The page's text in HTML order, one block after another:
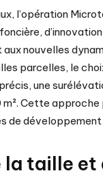
l’opération
nouvelles
parcelles, le
une
Cette
de développement
la taille